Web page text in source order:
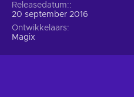
Releasedatum:
20 september 2016
Ontwikkelaars
Magix